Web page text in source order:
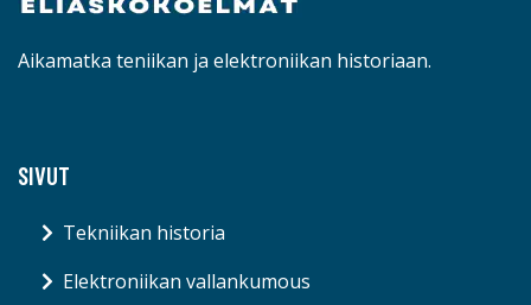
Aikamatka teniikan ja elektroniikan historiaan.
SIVUT
Tekniikan historia
Elektroniikan vallankumous